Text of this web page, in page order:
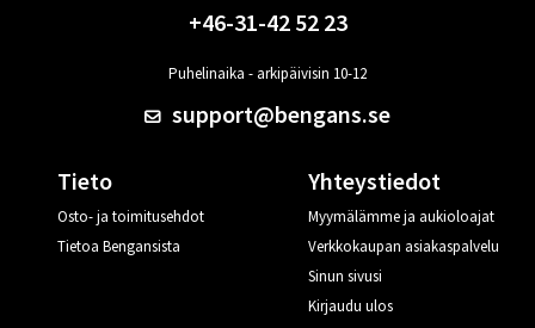
+46-31-42 52 23
Puhelinaika - arkipäivisin 10-12
support@bengans.se
Tieto
Osto- ja toimitusehdot
Tietoa Bengansista
Yhteystiedot
Myymälämme ja aukioloajat
Verkkokaupan asiakaspalvelu
Sinun sivusi
Kirjaudu ulos